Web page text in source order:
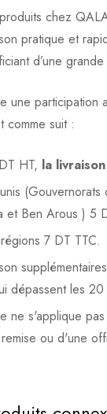
chez
pratique et
d’une
une participation
comme suit :
HT, la
(Gouvernorats
et Ben Arous ) 5
7 DT TTC.
dépassent les 20
ne s'applique
ou d'une